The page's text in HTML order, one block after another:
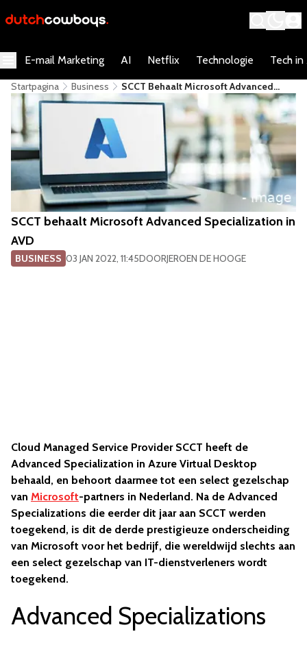
E-mail Marketing AI Netflix Technologie Tech in
Startpagina Business
SCCT Behaalt Microsoft Advanced
Specialization In AVD
SCCT behaalt Microsoft Advanced Specialization in
AVD
BUSINESS 03 JAN 2022, 11:45DOORJEROEN DE HOOGE
Cloud Managed Service Provider SCCT heeft de
Advanced Specialization in Azure Virtual Desktop
behaald, en behoort daarmee tot een select gezelschap
van Microsoft-partners in Nederland. Na de Advanced
Specializations die eerder dit jaar aan SCCT werden
toegekend, is dit de derde prestigieuze onderscheiding
van Microsoft voor het bedrijf, die wereldwijd slechts aan
een select gezelschap van IT-dienstverleners wordt
toegekend.
Advanced Specializations